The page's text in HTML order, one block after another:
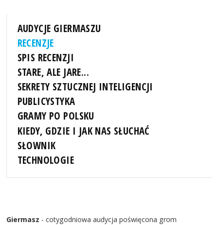
AUDYCJE GIERMASZU
RECENZJE
SPIS RECENZJI
STARE, ALE JARE...
SEKRETY SZTUCZNEJ INTELIGENCJI
PUBLICYSTYKA
GRAMY PO POLSKU
KIEDY, GDZIE I JAK NAS SŁUCHAĆ
SŁOWNIK
TECHNOLOGIE
Giermasz - cotygodniowa audycja poświęcona grom